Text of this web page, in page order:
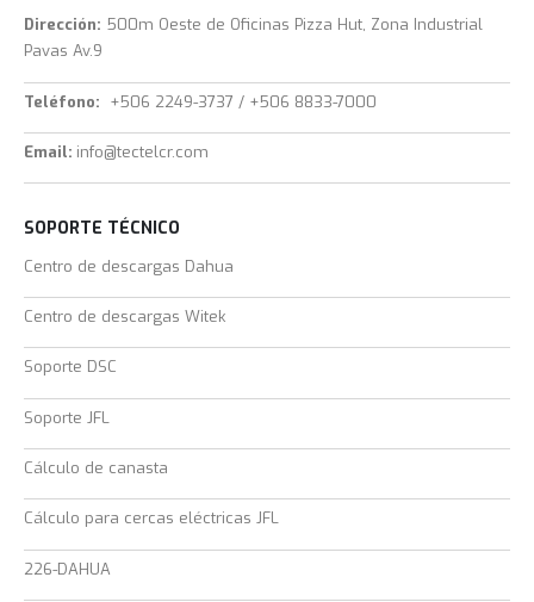
Dirección: 500m Oeste de Oficinas Pizza Hut, Zona Industrial
Pavas Av.9
Teléfono: +506 2249-3737 / +506 8833-7000
Email: info@tectelcr.com
SOPORTE TÉCNICO
Centro de descargas Dahua
Centro de descargas Witek
Soporte DSC
Soporte JFL
Cálculo de canasta
Cálculo para cercas eléctricas JFL
226-DAHUA